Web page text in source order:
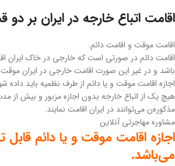
اقامت اتباع خارجه در ایران بر
اقامت موقت و اقامت دائم.
اقامت دائم در صورتی است که خارجی در خاک ایران
باشد و در غیر این صورت اقامت خارجی در ایران
‌اجازه اقامت موقت و یا دائم از طرف نظمیه باید داده
هیچ یک از اتباع خارجه بدون اجازه مزبور و بیش از
مذکوره‌ن می‌توانند در ایران اقامت نمایند.
مشاوره مهاجرتی آنلاین
اجازه اقامت موقت و یا دائم
می‌باشد.